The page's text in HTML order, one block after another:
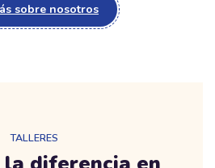
sobre nosotros
TALLERES